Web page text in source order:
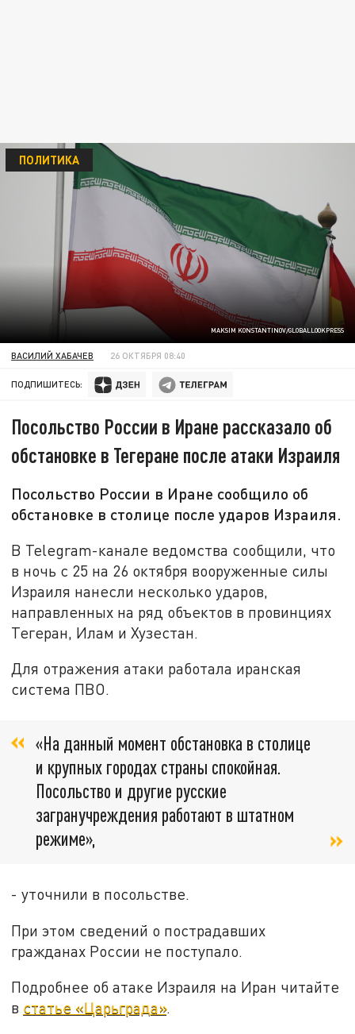
MAKSIM KONSTANTINOV/GLOBALLOOKPRESS
ПОЛИТИКА
ВАСИЛИЙ ХАБАЧЕВ 26 ОКТЯБРЯ 08:40
ПОДПИШИТЕСЬ:
Посольство России в Иране рассказало об
обстановке в Тегеране после атаки Израиля
Посольство России в Иране сообщило об
обстановке в столице после ударов Израиля.
В Telegram-канале ведомства сообщили, что
в ночь с 25 на 26 октября вооруженные силы
Израиля нанесли несколько ударов,
направленных на ряд объектов в провинциях
Тегеран, Илам и Хузестан.
Для отражения атаки работала иранская
система ПВО.
«На данный момент обстановка в столице
и крупных городах страны спокойная.
Посольство и другие русские
загранучреждения работают в штатном
режиме»,
- уточнили в посольстве.
При этом сведений о пострадавших
гражданах России не поступало.
Подробнее об атаке Израиля на Иран читайте
в статье «Царьграда».